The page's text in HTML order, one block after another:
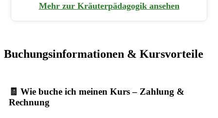
Mehr zur Kräuterpädagogik ansehen
Buchungsinformationen & Kursvorteile
🧾 Wie buche ich meinen Kurs – Zahlung &
Rechnung